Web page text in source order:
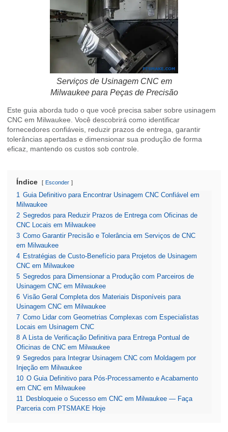
Serviços de Usinagem CNC em
Milwaukee para Peças de Precisão
Este guia aborda tudo o que você precisa saber sobre usinagem
CNC em Milwaukee. Você descobrirá como identificar
fornecedores confiáveis, reduzir prazos de entrega, garantir
tolerâncias apertadas e dimensionar sua produção de forma
eficaz, mantendo os custos sob controle.
Índice Esconder
1 Guia Definitivo para Encontrar Usinagem CNC Confiável em
Milwaukee
2 Segredos para Reduzir Prazos de Entrega com Oficinas de
CNC Locais em Milwaukee
3 Como Garantir Precisão e Tolerância em Serviços de CNC
em Milwaukee
4 Estratégias de Custo-Benefício para Projetos de Usinagem
CNC em Milwaukee
5 Segredos para Dimensionar a Produção com Parceiros de
Usinagem CNC em Milwaukee
6 Visão Geral Completa dos Materiais Disponíveis para
Usinagem CNC em Milwaukee
7 Como Lidar com Geometrias Complexas com Especialistas
Locais em Usinagem CNC
8 A Lista de Verificação Definitiva para Entrega Pontual de
Oficinas de CNC em Milwaukee
9 Segredos para Integrar Usinagem CNC com Moldagem por
Injeção em Milwaukee
10 O Guia Definitivo para Pós-Processamento e Acabamento
em CNC em Milwaukee
11 Desbloqueie o Sucesso em CNC em Milwaukee — Faça
Parceria com PTSMAKE Hoje